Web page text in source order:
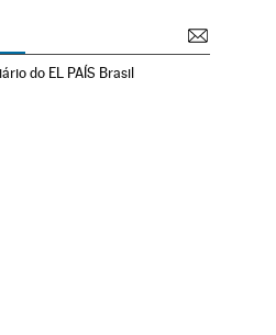
do EL PAÍS Brasil